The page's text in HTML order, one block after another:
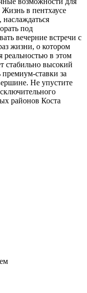
в пентхаусе
наслаждаться
под
вечерние встречи с
жизни, о котором
реальностью в этом
стабильно высокий
премиум-ставки за
Не упустите
районов Коста